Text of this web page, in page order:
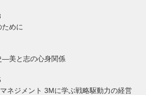
ために
―美と志の心身関係
ネジメント 3Mに学ぶ戦略駆動力の経営